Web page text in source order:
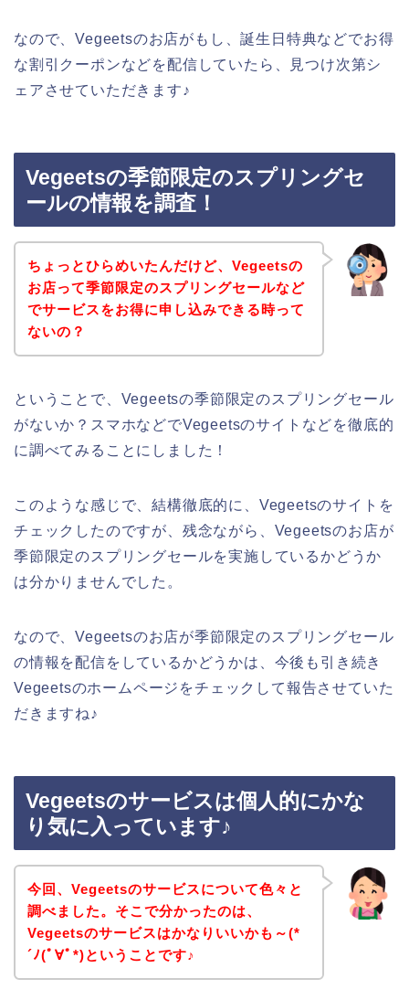
なので、Vegeetsのお店がもし、誕生日特典などでお得
な割引クーポンなどを配信していたら、見つけ次第シ
ェアさせていただきます♪
Vegeetsの季節限定のスプリングセ
ールの情報を調査！
ちょっとひらめいたんだけど、Vegeetsの
お店って季節限定のスプリングセールなど
でサービスをお得に申し込みできる時って
ないの？
ということで、Vegeetsの季節限定のスプリングセール
がないか？スマホなどでVegeetsのサイトなどを徹底的
に調べてみることにしました！
このような感じで、結構徹底的に、Vegeetsのサイトを
チェックしたのですが、残念ながら、Vegeetsのお店が
季節限定のスプリングセールを実施しているかどうか
は分かりませんでした。
なので、Vegeetsのお店が季節限定のスプリングセール
の情報を配信をしているかどうかは、今後も引き続き
Vegeetsのホームページをチェックして報告させていた
だきますね♪
Vegeetsのサービスは個人的にかな
り気に入っています♪
今回、Vegeetsのサービスについて色々と
調べました。そこで分かったのは、
Vegeetsのサービスはかなりいいかも～(*
´ﾉ(ﾟ∀ﾟ*)ということです♪